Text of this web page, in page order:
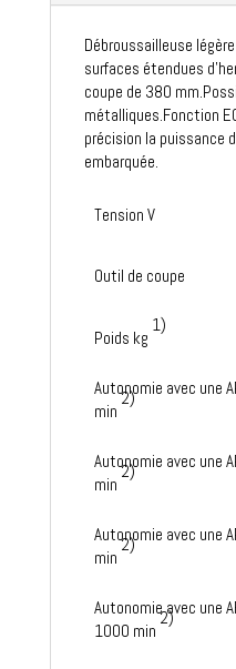
Débroussailleuse
surfaces étendues
coupe de 380
métalliques.Fonction
précision la puissance
embarquée.
Tension V
Outil de coupe
Poids kg
1)
Autonomie avec une
min
2)
Autonomie avec une
min
2)
Autonomie avec une
min
2)
Autonomie avec une
1000 min
2)